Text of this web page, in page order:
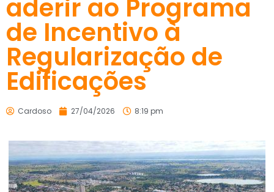
aderir ao Programa
de Incentivo à
Regularização de
Edificações
Cardoso 27/04/2026 8:19 pm